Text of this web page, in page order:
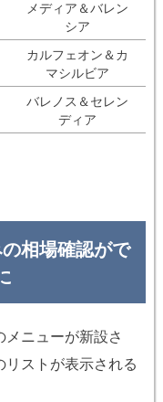
メディア＆バレン
シア
カルフェオン＆カ
マシルビア
バレノス＆セレン
ディア
相場確認がで
ニューが新設さ
ストが表示される